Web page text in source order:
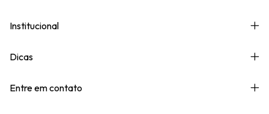
Institucional
Dicas
Entre em contato